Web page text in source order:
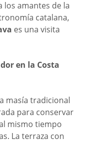
los amantes de la
catalana,
es una visita
en la Costa
masía tradicional
para conservar
mismo tiempo
La terraza con